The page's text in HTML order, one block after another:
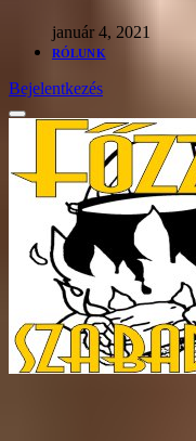
január 4, 2021
RÓLUNK
Bejelentkezés